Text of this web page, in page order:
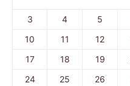
3
4 5
10
11 12
17
18 19
24
25 26